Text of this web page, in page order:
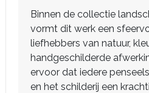
Binnen de collectie
vormt dit werk een
liefhebbers van natuur,
handgeschilderde
ervoor dat iedere
en het schilderij een